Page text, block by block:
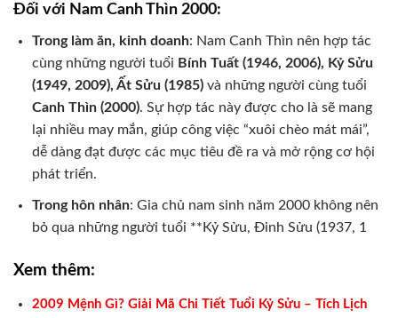
Đối với Nam Canh Thìn 2000:
Trong làm ăn, kinh doanh: Nam Canh Thìn nên hợp tác
cùng những người tuổi Bính Tuất (1946, 2006), Kỷ Sửu
(1949, 2009), Ất Sửu (1985)và những người cùng tuổi
Canh Thìn (2000). Sự hợp tác này được cho là sẽ mang
lại nhiều may mắn, giúp công việc “xuôi chèo mát mái”,
dễ dàng đạt được các mục tiêu đề ra và mở rộng cơ hội
phát triển.
Trong hôn nhân: Gia chủ nam sinh năm 2000 không nên
bỏ qua những người tuổi **Kỷ Sửu, Đinh Sửu (1937, 1
Xem thêm:
2009 Mệnh Gì? Giải Mã Chi Tiết Tuổi Kỷ Sửu – Tích Lịch